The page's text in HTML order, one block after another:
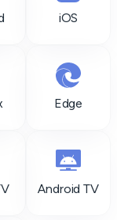
iOS
Edge
Android TV